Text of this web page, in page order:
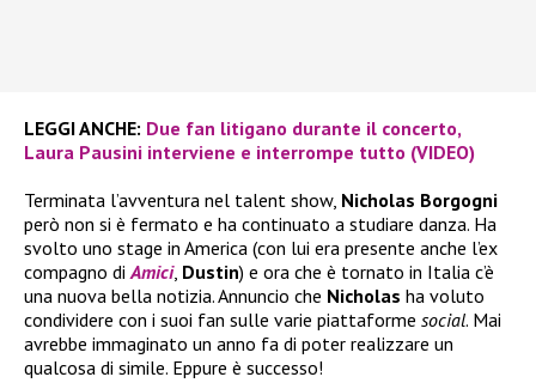
LEGGI ANCHE: Due fan litigano durante il concerto,
Laura Pausini interviene e interrompe tutto (VIDEO)
Terminata l’avventura nel talent show, Nicholas Borgogni
però non si è fermato e ha continuato a studiare danza. Ha
svolto uno stage in America (con lui era presente anche l’ex
compagno diAmici, Dustin) e ora che è tornato in Italia c’è
una nuova bella notizia. Annuncio che Nicholas ha voluto
condividere con i suoi fan sulle varie piattaforme social. Mai
avrebbe immaginato un anno fa di poter realizzare un
qualcosa di simile. Eppure è successo!